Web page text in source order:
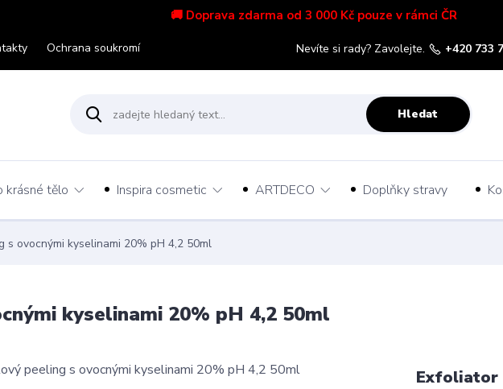
🚚 Doprava zdarma od 3 000 Kč pouze v rámci ČR
Ochrana soukromí
Hledat
Nevíte si rady? Zavolejte. +420 733
krásné tělo Inspira cosmetic ARTDECO Doplňky stravy
s ovocnými kyselinami 20% pH 4,2 50ml
kyselinami 20% pH 4,2 50ml
Exfoliator